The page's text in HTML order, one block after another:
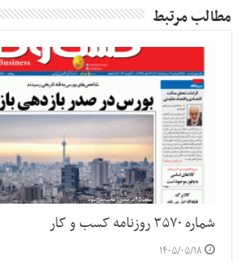
مطالب مرتبط
شماره ۳۵۷۰ روزنامه کسب و کار
۱۴۰۵/۰۵/۱۸